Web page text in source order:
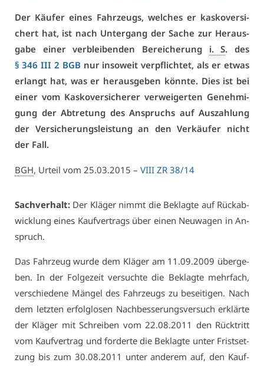
Der Käu­fer ei­nes Fahr­zeugs, wel­ches er kas­ko­ver­si­
chert hat, ist nach Un­ter­gang der Sa­che zur Her­aus­
ga­be ei­ner ver­blei­ben­den Be­rei­che­rung i. S. des
§ 346 III 2 BGB nur in­so­weit ver­pflich­tet, als er et­was
er­langt hat, was er her­aus­ge­ben könn­te. Dies ist bei
ei­ner vom Kas­ko­ver­si­che­rer ver­wei­ger­ten Ge­neh­mi­
gung der Ab­tre­tung des An­spruchs auf Aus­zah­lung
der Ver­si­che­rungs­leis­tung an den Ver­käu­fer nicht
der Fall.
BGH, Ur­teil vom 25.03.2015 – VI­II ZR 38/14
Sach­ver­halt: Der Klä­ger nimmt die Be­klag­te auf Rück­ab­
wick­lung ei­nes Kauf­ver­trags über ei­nen Neu­wa­gen in An­
spruch.
Das Fahr­zeug wur­de dem Klä­ger am 11.09.2009 über­ge­
ben. In der Fol­ge­zeit ver­such­te die Be­klag­te mehr­fach,
ver­schie­de­ne Män­gel des Fahr­zeugs zu be­sei­ti­gen. Nach
dem letz­ten er­folg­lo­sen Nach­bes­se­rungs­ver­such er­klär­te
der Klä­ger mit Schrei­ben vom 22.08.2011 den Rück­tritt
vom Kauf­ver­trag und for­der­te die Be­klag­te un­ter Frist­set­
zung bis zum 30.08.2011 un­ter an­de­rem auf, den Kauf­